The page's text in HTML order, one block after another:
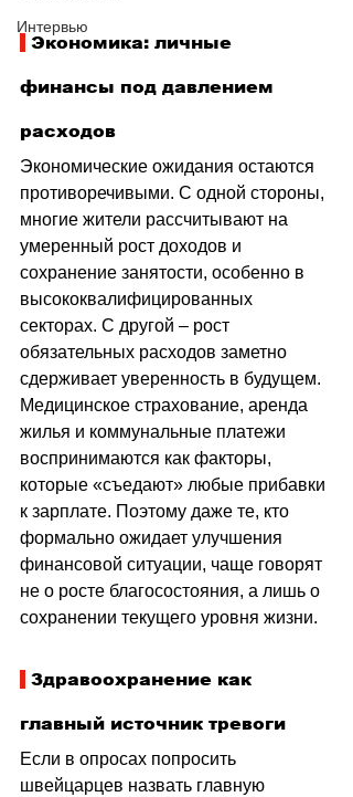
Интервью
Экономика: личные
финансы под давлением
расходов
Экономические ожидания остаются
противоречивыми. С одной стороны,
многие жители рассчитывают на
умеренный рост доходов и
сохранение занятости, особенно в
высококвалифицированных
секторах. С другой – рост
обязательных расходов заметно
сдерживает уверенность в будущем.
Медицинское страхование, аренда
жилья и коммунальные платежи
воспринимаются как факторы,
которые «съедают» любые прибавки
к зарплате. Поэтому даже те, кто
формально ожидает улучшения
финансовой ситуации, чаще говорят
не о росте благосостояния, а лишь о
сохранении текущего уровня жизни.
Здравоохранение как
главный источник тревоги
Если в опросах попросить
швейцарцев назвать главную